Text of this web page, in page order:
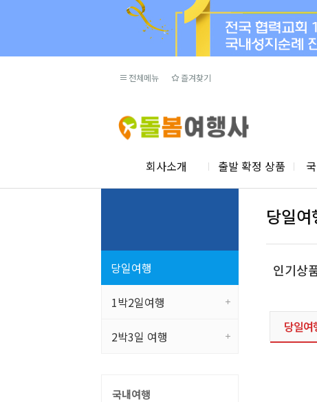
전체메뉴 즐겨찾기
회사소개 출발 확정 상품
당일여행
1박2일여행
2박3일 여행
국내여행
당일여
인기상
당일여